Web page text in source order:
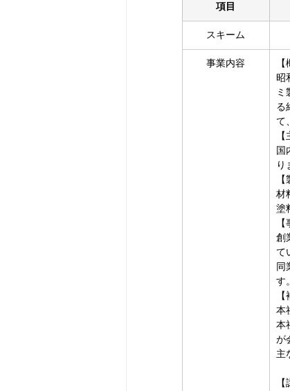
項目
スキーム
事業内容
昭
ミ
る
て
国
り
材
塗
創
て
同
す。
本
本
が
主